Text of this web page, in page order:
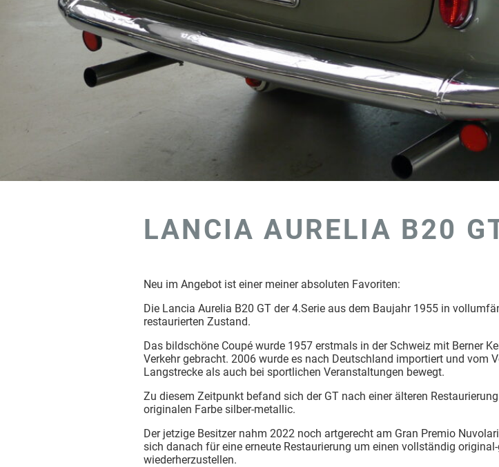
LANCIA AURELIA B20
Neu im Angebot ist einer meiner absoluten Favoriten:
Die Lancia Aurelia B20 GT der 4.Serie aus dem Baujahr 1955 in
restaurierten Zustand.
Das bildschöne Coupé wurde 1957 erstmals in der Schweiz mit Berner
Verkehr gebracht. 2006 wurde es nach Deutschland importiert und vom
Langstrecke als auch bei sportlichen Veranstaltungen bewegt.
Zu diesem Zeitpunkt befand sich der GT nach einer älteren
originalen Farbe silber-metallic.
Der jetzige Besitzer nahm 2022 noch artgerecht am Gran Premio
sich danach für eine erneute Restaurierung um einen vollständig
wiederherzustellen.